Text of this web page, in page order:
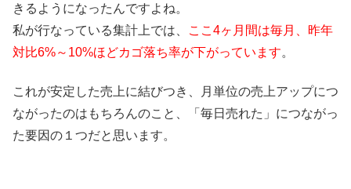
きるようになったんですよね。
私が行なっている集計上では、
ここ4ヶ月間は毎月、昨年
対比6%～10%ほどカゴ落ち率が下がっています。
これが安定した売上に結びつき、月単位の売上アップにつ
ながったのはもちろんのこと、「毎日売れた」につながっ
た要因の１つだと思います。